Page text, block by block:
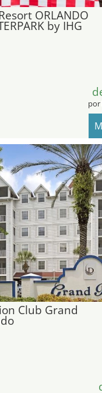
ORLANDO
by IHG
por
Club Grand